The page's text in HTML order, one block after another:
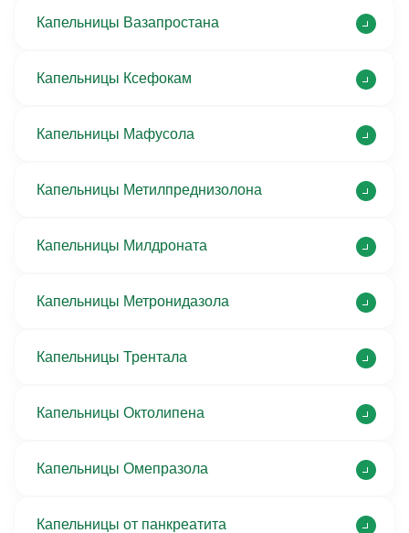
Капельницы Вазапростана
Капельницы Ксефокам
Капельницы Мафусола
Капельницы Метилпреднизолона
Капельницы Милдроната
Капельницы Метронидазола
Капельницы Трентала
Капельницы Октолипена
Капельницы Омепразола
Капельницы от панкреатита